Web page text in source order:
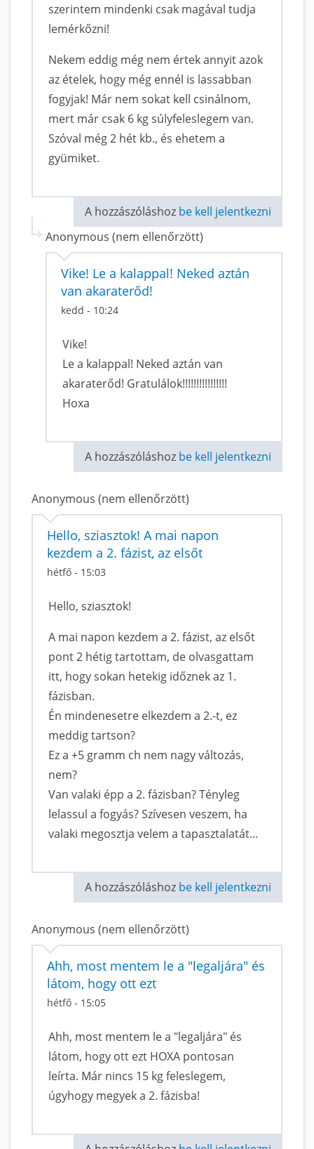
szerintem mindenki csak magával tudja
lemérkőzni!
Nekem eddig még nem értek annyit azok
az ételek, hogy még ennél is lassabban
fogyjak! Már nem sokat kell csinálnom,
mert már csak 6 kg súlyfeleslegem van.
Szóval még 2 hét kb., és ehetem a
gyümiket.
A hozzászóláshoz be kell jelentkezni
Anonymous (nem ellenőrzött)
Vike! Le a kalappal! Neked aztán
van akaraterőd!
kedd - 10:24
Vike!
Le a kalappal! Neked aztán van
akaraterőd! Gratulálok!!!!!!!!!!!!!!!!
Hoxa
A hozzászóláshoz be kell jelentkezni
Anonymous (nem ellenőrzött)
Hello, sziasztok! A mai napon
kezdem a 2. fázist, az elsőt
hétfő - 15:03
Hello, sziasztok!
A mai napon kezdem a 2. fázist, az elsőt
pont 2 hétig tartottam, de olvasgattam
itt, hogy sokan hetekig időznek az 1.
fázisban.
Én mindenesetre elkezdem a 2.-t, ez
meddig tartson?
Ez a +5 gramm ch nem nagy változás,
nem?
Van valaki épp a 2. fázisban? Tényleg
lelassul a fogyás? Szívesen veszem, ha
valaki megosztja velem a tapasztalatát...
A hozzászóláshoz be kell jelentkezni
Anonymous (nem ellenőrzött)
Ahh, most mentem le a "legaljára" és
látom, hogy ott ezt
hétfő - 15:05
Ahh, most mentem le a "legaljára" és
látom, hogy ott ezt HOXA pontosan
leírta. Már nincs 15 kg feleslegem,
úgyhogy megyek a 2. fázisba!